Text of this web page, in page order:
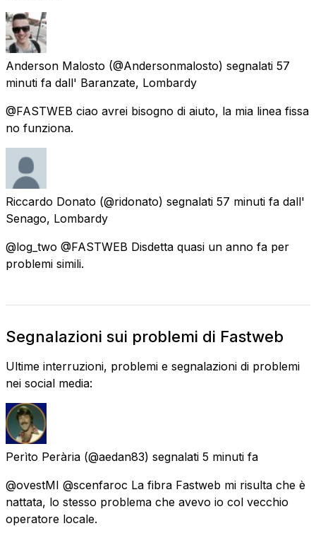
Anderson Malosto (@Andersonmalosto) segnalati 57
minuti fa dall' Baranzate, Lombardy
@FASTWEB ciao avrei bisogno di aiuto, la mia linea fissa
no funziona.
Riccardo Donato (@ridonato) segnalati 57 minuti fa dall'
Senago, Lombardy
@log_two @FASTWEB Disdetta quasi un anno fa per
problemi simili.
Segnalazioni sui problemi di Fastweb
Ultime interruzioni, problemi e segnalazioni di problemi
nei social media:
Perìto Perària (@aedan83) segnalati 5 minuti fa
@ovestMI @scenfaroc La fibra Fastweb mi risulta che è
nattata, lo stesso problema che avevo io col vecchio
operatore locale.